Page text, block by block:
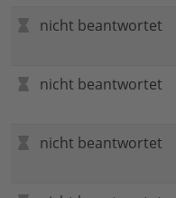
nicht beantwortet
nicht beantwortet
nicht beantwortet